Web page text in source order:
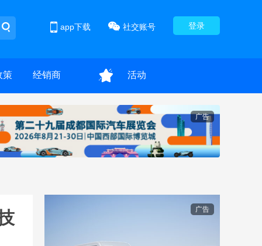
登录
社交账号
app下载
策 经销商 活动
广告
广告